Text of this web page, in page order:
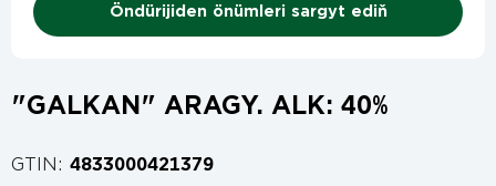
Öndürijiden önümleri sargyt ediň
"GALKAN" ARAGY. ALK: 40%
GTIN: 4833000421379